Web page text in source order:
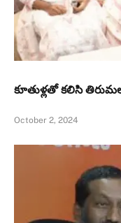
కూతుళ్ల‌తో క‌లిసి
October 2, 2024